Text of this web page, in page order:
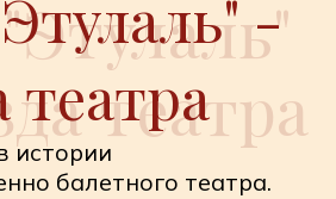
приемов —
танец в
а
и
к